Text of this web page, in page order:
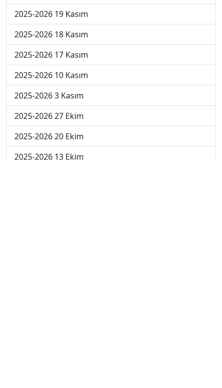
2025-2026 19 Kasım
2025-2026 18 Kasım
2025-2026 17 Kasım
2025-2026 10 Kasım
2025-2026 3 Kasım
2025-2026 27 Ekim
2025-2026 20 Ekim
2025-2026 13 Ekim